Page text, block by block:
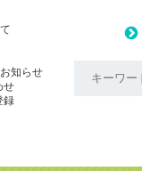
知らせ
せ
録